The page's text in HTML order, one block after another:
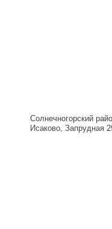
Солнечногорский
Исаково, Запрудная